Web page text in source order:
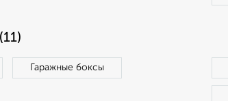
Гаражные боксы